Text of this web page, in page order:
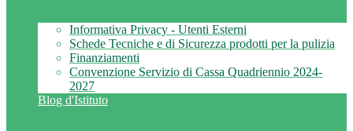
Informativa Privacy - Utenti Esterni
Schede Tecniche e di Sicurezza prodotti per la pulizia
Finanziamenti
Convenzione Servizio di Cassa Quadriennio 2024-
2027
Blog d'Istituto